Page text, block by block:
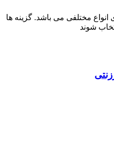
انواع مختلفی می باشد. گزینه ها
شوند